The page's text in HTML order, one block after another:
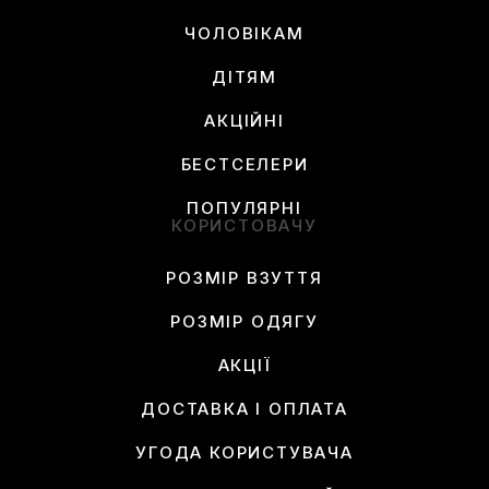
ЧОЛОВІКАМ
ДІТЯМ
АКЦІЙНІ
БЕСТСЕЛЕРИ
ПОПУЛЯРНІ
КОРИСТОВАЧУ
РОЗМІР ВЗУТТЯ
РОЗМІР ОДЯГУ
АКЦІЇ
ДОСТАВКА І ОПЛАТА
УГОДА КОРИСТУВАЧА